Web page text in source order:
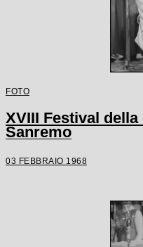
FOTO
XVIII Festival
Sanremo
03 FEBBRAIO 1968